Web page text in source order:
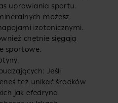
uprawiania sportu.
możesz
izotonicznymi.
chętnie sięgają
sportowe.
Jeśli
też unikać środków
jak efedryna